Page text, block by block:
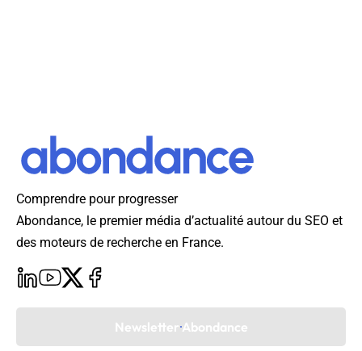
Comprendre pour progresser
Abondance, le premier média d’actualité autour du SEO et
des moteurs de recherche en France.
Newsletter Abondance